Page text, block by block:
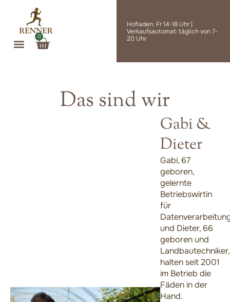
springen
0
Warenkorb
Hofladen: Fr 14-18 Uhr |
Verkaufsautomat: täglich von 7-
20 Uhr
Das sind wir
Gabi &
Dieter
Gabi, 67
geboren,
gelernte
Betriebswirtin
für
und Dieter, 66
geboren und
Landbautechniker,
halten seit 2001
im Betrieb die
Fäden in der
Hand.